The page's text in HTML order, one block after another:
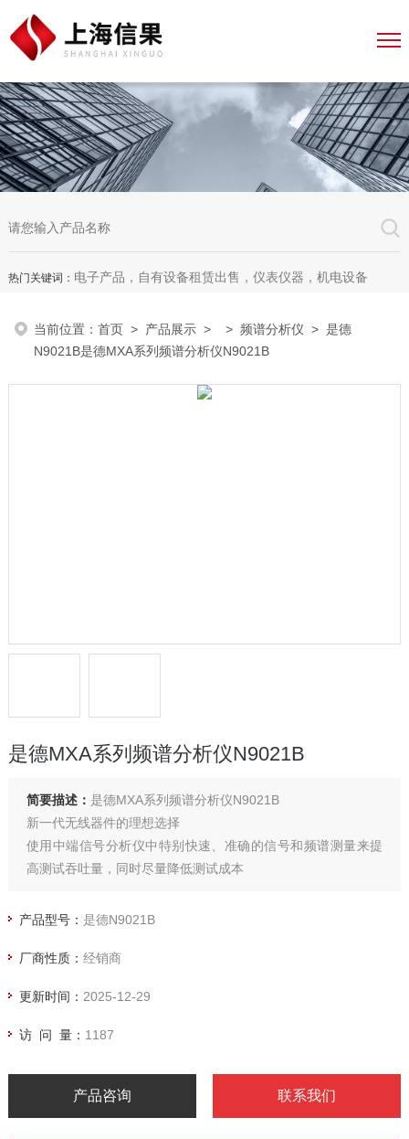
热门关键词： 电子产品，自有设备租赁出售，仪表仪器，机电设备
当前位置：首页 > 产品展示 > >频谱分析仪 > 是德
N9021B是德MXA系列频谱分析仪N9021B
是德MXA系列频谱分析仪N9021B
简要描述： 是德MXA系列频谱分析仪N9021B
新一代无线器件的理想选择
使用中端信号分析仪中特别快速、准确的信号和频谱测量来提
高测试吞吐量，同时尽量降低测试成本
产品型号： 是德N9021B
厂商性质： 经销商
更新时间： 2025-12-29
访 问 量： 1187
产品咨询 联系我们